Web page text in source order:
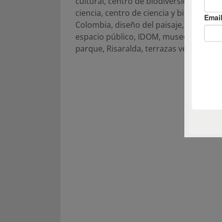
ciencia, centro de ciencia y
Colombia, diseño del paisaje,
espacio público, IDOM, museos
parque, Risaralda, terrazas verdes